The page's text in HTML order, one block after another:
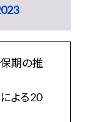
期の推
よる20